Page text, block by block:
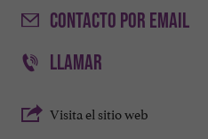
CONTACTO POR EMAIL
LLAMAR
Visita el sitio web